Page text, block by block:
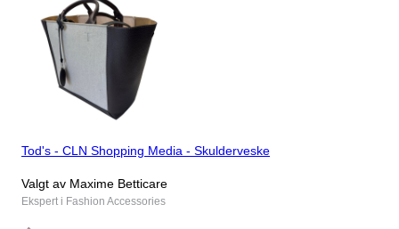
Tod's - CLN Shopping Media - Skulderveske
Valgt av Maxime Betticare
Ekspert i Fashion Accessories